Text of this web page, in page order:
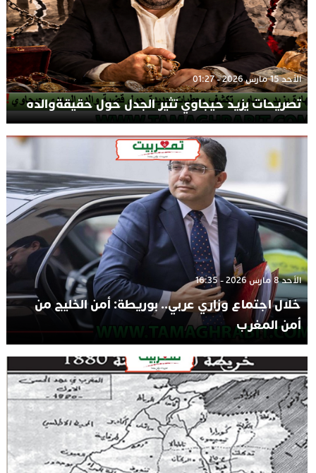
الأحد 15 مارس 2026 - 01:27
تصريحات يزيد حيجاوي تثير الجدل حول حقيقةوالده
الأحد 8 مارس 2026 - 16:35
خلال اجتماع وزاري عربي.. بوريطة: أمن الخليج من
أمن المغرب